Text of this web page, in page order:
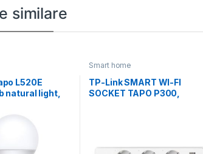
similare
L520E
natural light,
Smart home
TP-Link SMART WI-FI
SOCKET TAPO P300,